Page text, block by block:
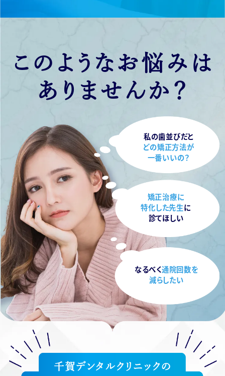
このようなお悩みは
ありませんか？
私の歯並びだと
どの矯正方法が
一番いいの？
矯正治療に
特化した先生に
診てほしい
なるべく通院回数を
減らしたい
千賀デンタルクリニックの